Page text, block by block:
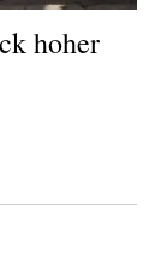
hoher